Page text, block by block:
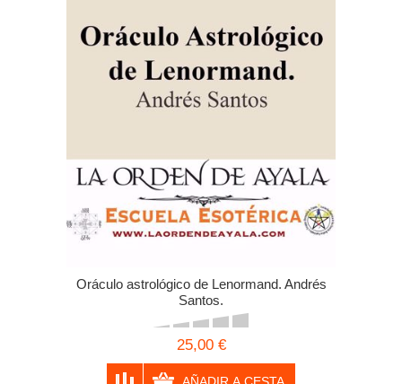
Oráculo astrológico de Lenormand. Andrés
Santos.
25,00 €